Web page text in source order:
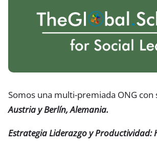
Somos una multi-premiada ONG con
Austria y Berlín, Alemania.
Estrategia Liderazgo y Productividad: